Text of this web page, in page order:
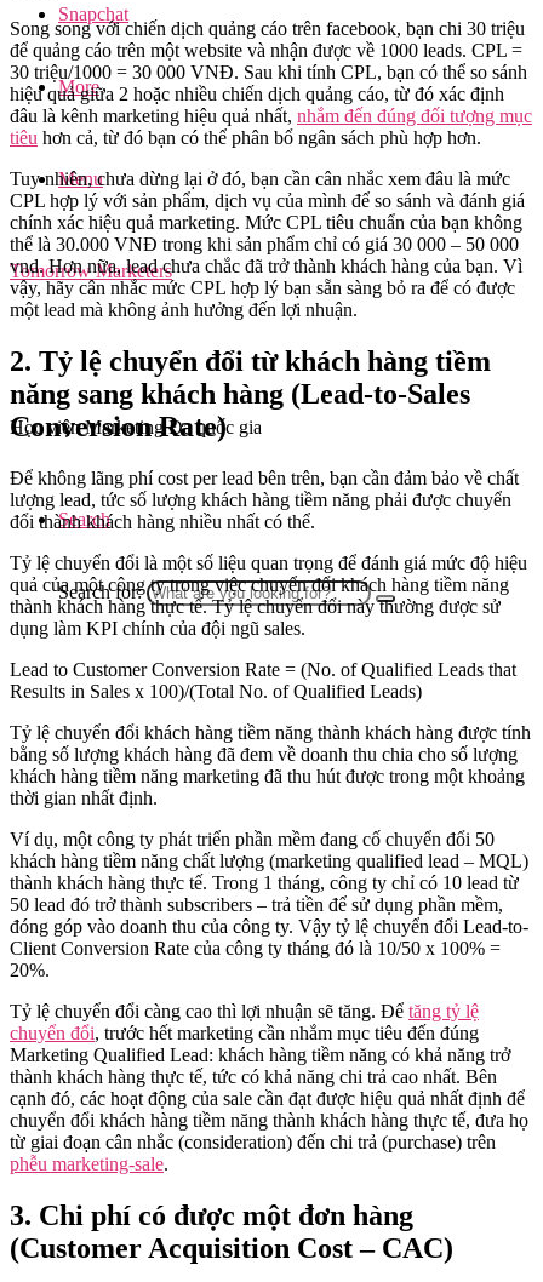
Snapchat
More
Menu
Tomorrow Marketers
Học viện Marketing Đa quốc gia
Search
Search for:
Song song với chiến dịch quảng cáo trên facebook, bạn chi 30 triệu
để quảng cáo trên một website và nhận được về 1000 leads. CPL =
30 triệu/1000 = 30 000 VNĐ. Sau khi tính CPL, bạn có thể so sánh
hiệu quả giữa 2 hoặc nhiều chiến dịch quảng cáo, từ đó xác định
đâu là kênh marketing hiệu quả nhất, nhắm đến đúng đối tượng mục
tiêu hơn cả, từ đó bạn có thể phân bổ ngân sách phù hợp hơn.
Tuy nhiên, chưa dừng lại ở đó, bạn cần cân nhắc xem đâu là mức
CPL hợp lý với sản phẩm, dịch vụ của mình để so sánh và đánh giá
chính xác hiệu quả marketing. Mức CPL tiêu chuẩn của bạn không
thể là 30.000 VNĐ trong khi sản phẩm chỉ có giá 30 000 – 50 000
vnd. Hơn nữa, lead chưa chắc đã trở thành khách hàng của bạn. Vì
vậy, hãy cân nhắc mức CPL hợp lý bạn sẵn sàng bỏ ra để có được
một lead mà không ảnh hưởng đến lợi nhuận.
2. Tỷ lệ chuyển đổi từ khách hàng tiềm
năng sang khách hàng (Lead-to-Sales
Conversion Rate)
Để không lãng phí cost per lead bên trên, bạn cần đảm bảo về chất
lượng lead, tức số lượng khách hàng tiềm năng phải được chuyển
đổi thành khách hàng nhiều nhất có thể.
Tỷ lệ chuyển đổi là một số liệu quan trọng để đánh giá mức độ hiệu
quả của một công ty trong việc chuyển đổi khách hàng tiềm năng
thành khách hàng thực tế. Tỷ lệ chuyển đổi này thường được sử
dụng làm KPI chính của đội ngũ sales.
Lead to Customer Conversion Rate = (No. of Qualified Leads that
Results in Sales x 100)/(Total No. of Qualified Leads)
Tỷ lệ chuyển đổi khách hàng tiềm năng thành khách hàng được tính
bằng số lượng khách hàng đã đem về doanh thu chia cho số lượng
khách hàng tiềm năng marketing đã thu hút được trong một khoảng
thời gian nhất định.
Ví dụ, một công ty phát triển phần mềm đang cố chuyển đổi 50
khách hàng tiềm năng chất lượng (marketing qualified lead – MQL)
thành khách hàng thực tế. Trong 1 tháng, công ty chỉ có 10 lead từ
50 lead đó trở thành subscribers – trả tiền để sử dụng phần mềm,
đóng góp vào doanh thu của công ty. Vậy tỷ lệ chuyển đổi Lead-to-
Client Conversion Rate của công ty tháng đó là 10/50 x 100% =
20%.
Tỷ lệ chuyển đổi càng cao thì lợi nhuận sẽ tăng. Để tăng tỷ lệ
chuyển đổi, trước hết marketing cần nhắm mục tiêu đến đúng
Marketing Qualified Lead: khách hàng tiềm năng có khả năng trở
thành khách hàng thực tế, tức có khả năng chi trả cao nhất. Bên
cạnh đó, các hoạt động của sale cần đạt được hiệu quả nhất định để
chuyển đổi khách hàng tiềm năng thành khách hàng thực tế, đưa họ
từ giai đoạn cân nhắc (consideration) đến chi trả (purchase) trên
phễu marketing-sale.
3. Chi phí có được một đơn hàng
(Customer Acquisition Cost – CAC)